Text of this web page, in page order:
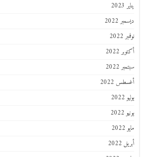
يناير 2023
ديسمبر 2022
نوفمبر 2022
أكتوبر 2022
سبتمبر 2022
أغسطس 2022
يوليو 2022
يونيو 2022
مايو 2022
أبريل 2022